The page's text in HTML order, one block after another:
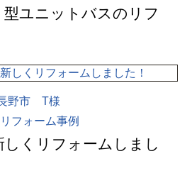
ユニットバスのリフ
野市 T様
フォーム事例
くリフォームしまし